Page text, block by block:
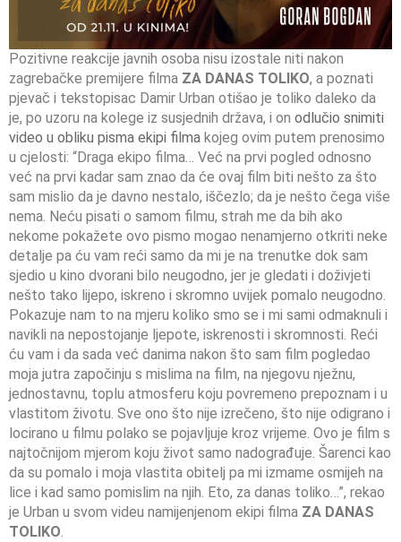
Pozitivne reakcije javnih osoba nisu izostale niti nakon
zagrebačke premijere filma ZA DANAS TOLIKO, a poznati
pjevač i tekstopisac Damir Urban otišao je toliko daleko da
je, po uzoru na kolege iz susjednih država, i on odlučio snimiti
video u obliku pisma ekipi filma kojeg ovim putem prenosimo
u cjelosti: “Draga ekipo filma… Već na prvi pogled odnosno
već na prvi kadar sam znao da će ovaj film biti nešto za što
sam mislio da je davno nestalo, iščezlo; da je nešto čega više
nema. Neću pisati o samom filmu, strah me da bih ako
nekome pokažete ovo pismo mogao nenamjerno otkriti neke
detalje pa ću vam reći samo da mi je na trenutke dok sam
sjedio u kino dvorani bilo neugodno, jer je gledati i doživjeti
nešto tako lijepo, iskreno i skromno uvijek pomalo neugodno.
Pokazuje nam to na mjeru koliko smo se i mi sami odmaknuli i
navikli na nepostojanje ljepote, iskrenosti i skromnosti. Reći
ću vam i da sada već danima nakon što sam film pogledao
moja jutra započinju s mislima na film, na njegovu nježnu,
jednostavnu, toplu atmosferu koju povremeno prepoznam i u
vlastitom životu. Sve ono što nije izrečeno, što nije odigrano i
locirano u filmu polako se pojavljuje kroz vrijeme. Ovo je film s
najtočnijom mjerom koju život samo nadograđuje. Šarenci kao
da su pomalo i moja vlastita obitelj pa mi izmame osmijeh na
lice i kad samo pomislim na njih. Eto, za danas toliko…”, rekao
je Urban u svom videu namijenjenom ekipi filma ZA DANAS
TOLIKO.